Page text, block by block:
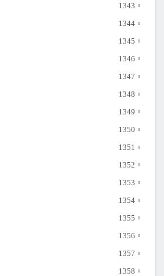
1343
1344
1345
1346
1347
1348
1349
1350
1351
1352
1353
1354
1355
1356
1357
1358